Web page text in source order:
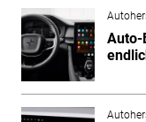
Auto-